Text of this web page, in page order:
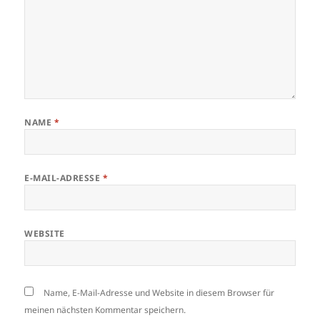
NAME *
E-MAIL-ADRESSE *
WEBSITE
Name, E-Mail-Adresse und Website in diesem Browser für
meinen nächsten Kommentar speichern.